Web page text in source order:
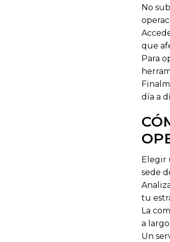
No
que
Para
día a
Elegir
sede
tu
La
a
Un